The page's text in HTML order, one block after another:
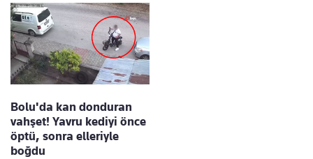
Bolu'da kan donduran
vahşet! Yavru kediyi önce
öptü, sonra elleriyle
boğdu